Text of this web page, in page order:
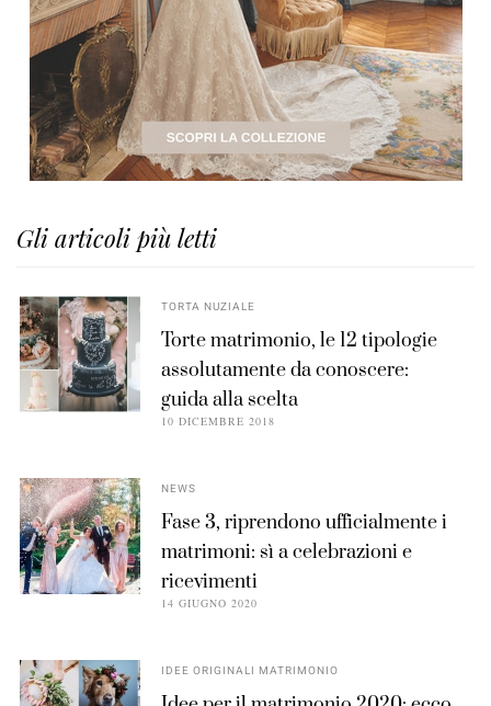
Gli articoli più letti
TORTA NUZIALE
Torte matrimonio, le 12 tipologie
assolutamente da conoscere:
guida alla scelta
10 DICEMBRE 2018
NEWS
Fase 3, riprendono ufficialmente i
matrimoni: sì a celebrazioni e
ricevimenti
14 GIUGNO 2020
IDEE ORIGINALI MATRIMONIO